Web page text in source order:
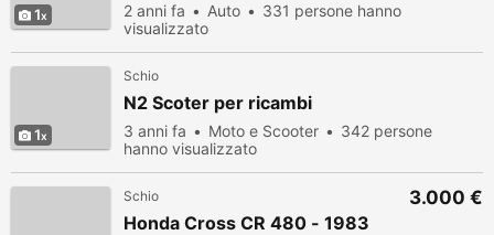
1 2 anni fa Auto
331 persone hanno
visualizzato
1
Schio
N2 Scoter per ricambi
3 anni fa Moto e Scooter
342 persone
hanno visualizzato
Schio
Honda Cross CR 480 - 1983
3.000 €